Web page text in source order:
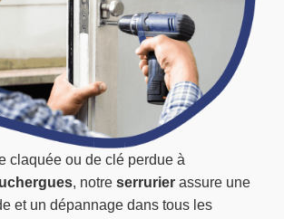
claquée ou de clé perdue à
, notre serrurier assure une
et un dépannage dans tous les